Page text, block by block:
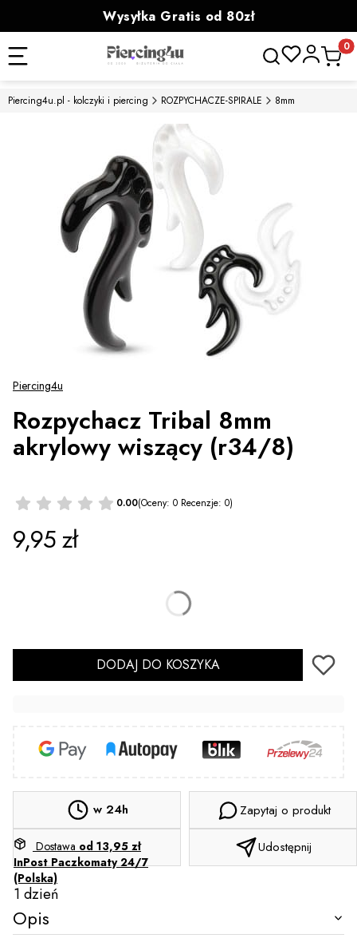
Wysyłka Gratis od 80zł
powyżej 100zł prezent
Otwórz
Piercing4u.pl - kolczyki i piercing ROZPYCHACZE-SPIRALE 8mm
Piercing4u
Rozpychacz Tribal 8mm
akrylowy wiszący (r34/8)
0.00(Oceny: 0 Recenzje: 0)
Cena
9,95 zł
DODAJ DO KOSZYKA
w 24h
Dostawa od 13,95 zł
InPost Paczkomaty 24/7
(Polska)
1 dzień
Zapytaj o produkt
Udostępnij
Opis